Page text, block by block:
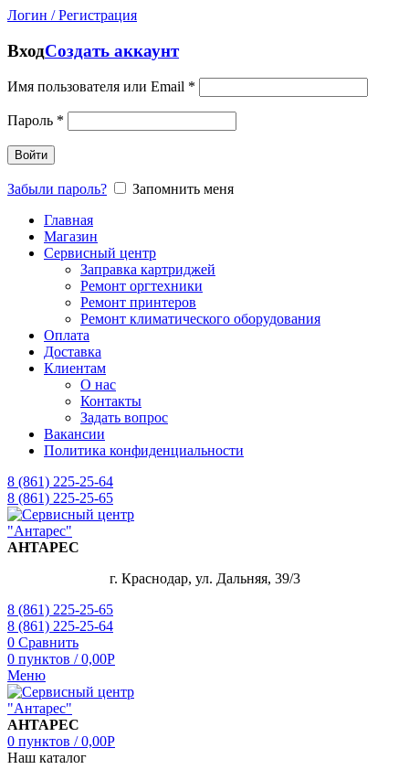
Логин / Регистрация
ВходСоздать аккаунт
Имя пользователя или Email *
Пароль *
Войти
Забыли пароль?
Запомнить меня
Главная
Магазин
Сервисный центр
Заправка картриджей
Ремонт оргтехники
Ремонт принтеров
Ремонт климатического оборудования
Оплата
Доставка
Клиентам
О нас
Контакты
Задать вопрос
Вакансии
Политика конфиденциальности
8 (861) 225-25-64
8 (861) 225-25-65
АНТАРЕС
г. Краснодар, ул. Дальняя, 39/3
8 (861) 225-25-65
8 (861) 225-25-64
0 Сравнить
0 пунктов / 0,00Р
Меню
АНТАРЕС
0 пунктов / 0,00Р
Наш каталог